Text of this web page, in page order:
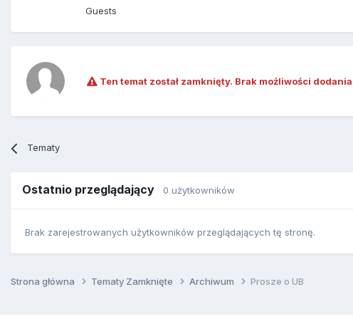
Guests
Ten temat został zamknięty. Brak możliwości
Tematy
Ostatnio przeglądający 0 użytkowników
Brak zarejestrowanych użytkowników przeglądających tę stronę.
Strona główna Tematy Zamknięte Archiwum Prosze o UB